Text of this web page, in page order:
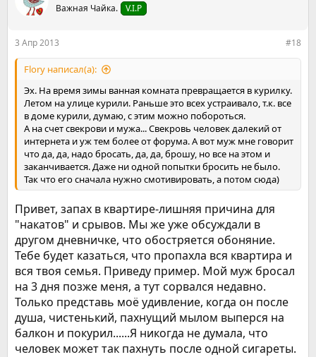
Важная Чайка. V.I.P
3 Апр 2013 #18
Flory написал(а):
Эх. На время зимы ванная комната превращается в курилку.
Летом на улице курили. Раньше это всех устраивало, т.к. все
в доме курили, думаю, с этим можно побороться.
А на счет свекрови и мужа... Свекровь человек далекий от
интернета и уж тем более от форума. А вот муж мне говорит
что да, да, надо бросать, да, да, брошу, но все на этом и
заканчивается. Даже ни одной попытки бросить не было.
Так что его сначала нужно смотивировать, а потом сюда)
Привет, запах в квартире-лишняя причина для
"накатов" и срывов. Мы же уже обсуждали в
другом дневничке, что обостряется обоняние.
Тебе будет казаться, что пропахла вся квартира и
вся твоя семья. Приведу пример. Мой муж бросал
на 3 дня позже меня, а тут сорвался недавно.
Только представь моё удивление, когда он после
душа, чистенький, пахнущий мылом выперся на
балкон и покурил......Я никогда не думала, что
человек может так пахнуть после одной сигареты.